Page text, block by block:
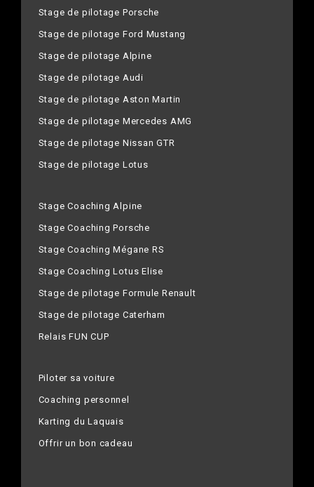
Stage de pilotage Porsche
Stage de pilotage Ford Mustang
Stage de pilotage Alpine
Stage de pilotage Audi
Stage de pilotage Aston Martin
Stage de pilotage Mercedes AMG
Stage de pilotage Nissan GTR
Stage de pilotage Lotus
Stage Coaching Alpine
Stage Coaching Porsche
Stage Coaching Mégane RS
Stage Coaching Lotus Elise
Stage de pilotage Formule Renault
Stage de pilotage Caterham
Relais FUN CUP
Piloter sa voiture
Coaching personnel
Karting du Laquais
Offrir un bon cadeau